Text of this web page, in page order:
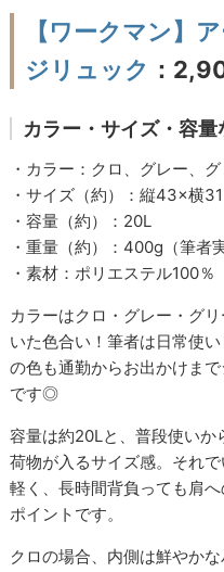
【ワークマン】
ジリュック ：
カラー・サイズ・容量
・カラー：クロ、グレー、
・サイズ（約）：縦43×横
・容量（約）：20L
・重量（約）：400g（筆者
・素材：ポリエステル100％
カラーはクロ・グレー・グ
いた色合い！筆者は日常使
の色も通勤からお出かけま
です◎
容量は約20Lと、普段使いか
荷物が入るサイズ感。それ
軽く、長時間背負っても肩
ポイントです。
クロの場合、内側は鮮やか